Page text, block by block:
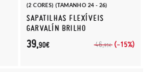
(2 CORES) (TAMANHO 24 - 26)
SAPATILHAS FLEXÍVEIS
GARVALÍN BRILHO
46,95€ (-15%)
39,90€